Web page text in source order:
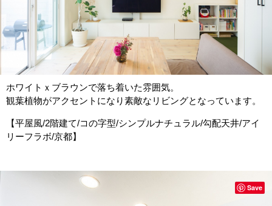
ホワイトｘブラウンで落ち着いた雰囲気。
観葉植物がアクセントになり素敵なリビングとなっています。
【平屋風/2階建て/コの字型/シンプルナチュラル/勾配天井/アイ
リーフラボ/京都】
Save